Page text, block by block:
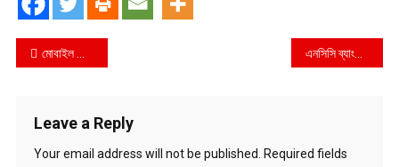
Post
মোবাইল ফোন ব্যবহার নিয়ে মায়ের বকুনি, কুড়িগ্রামে স্কুলছাত্রীর আত্মহত্যা
Leave a Reply
Your email address will not be published.
Required fields